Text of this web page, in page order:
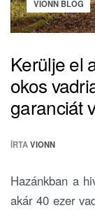
VIONN BLOG
Kerülje el
okos
garanciát
ÍRTAVIONN
Hazánkban a
akár 40 ezer